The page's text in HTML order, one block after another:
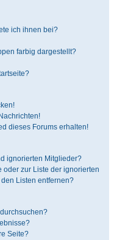
ich ihnen bei?
farbig dargestellt?
dieses Forums erhalten!
ignorierten Mitglieder?
oder zur Liste der ignorierten
Listen entfernen?
Seite?